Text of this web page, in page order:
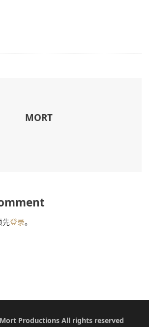
MORT
先登录。
Productions All rights reserved